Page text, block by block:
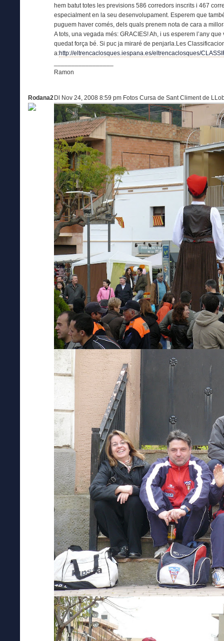
hem batut totes les previsions 586 corredors inscrits i 467
especialment en la seu desenvolupament. Esperem que
puguem haver comés, dels quals prenem nota de cara a
A tots, una vegada més: GRACIES! Ah, i us esperem l’any
quedat força bé. Si puc ja miraré de penjarla.Les
a:http://eltrencaclosques.iespana.es/eltrencaclosques/
Ramon
Rodana2 Dl Nov 24, 2008 8:59 pm Fotos Cursa de Sant Climent de